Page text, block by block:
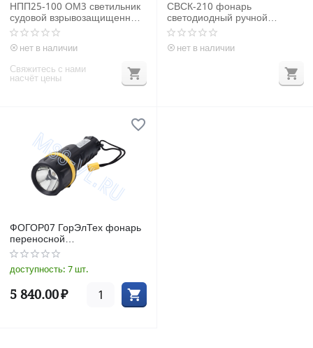
НПП25-100 ОМ3 светильник
судовой взрывозащищенный
E27 100W 24-220V IP54
нет в наличии
Свяжитесь с нами
насчёт цены
СВСК-210 фонарь
светодиодный ручной
аккумуляторный
взрывозащищенный
нет в наличии
ФОГОР07 ГорЭлТех фонарь
переносной
взрывозащищенный IP66
доступность: 7 шт.
5 840.00₽